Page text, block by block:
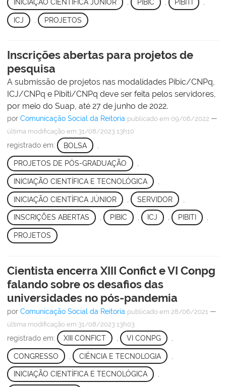
INICIAÇÃO CIENTÍFICA JÚNIOR PIBIC PIBITI
ICJ PROJETOS
Inscrições abertas para projetos de
pesquisa
A submissão de projetos nas modalidades Pibic/CNPq,
ICJ/CNPq e Pibiti/CNPq deve ser feita pelos servidores,
por meio do Suap, até 27 de junho de 2022.
por Comunicação Social da Reitoria publicado em 09/06/2022 —
última modificação em 31/08/2023 13h10
registrado em: BOLSA
PROJETOS DE PÓS-GRADUAÇÃO ,
INICIAÇÃO CIENTÍFICA E TECNOLÓGICA
INICIAÇÃO CIENTÍFICA JÚNIOR SERVIDOR
INSCRIÇÕES ABERTAS , PIBIC , ICJ , PIBITI ,
PROJETOS
Cientista encerra XIII Confict e VI Conpg
falando sobre os desafios das
universidades no pós-pandemia
por Comunicação Social da Reitoria publicado em 28/06/2021 —
última modificação em 31/08/2023 13h03
registrado em: XIII CONFICT VI CONPG
CONGRESSO CIÊNCIA E TECNOLOGIA
INICIAÇÃO CIENTÍFICA E TECNOLÓGICA ,